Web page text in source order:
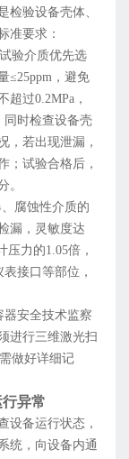
检验设备壳体、
准要求：
验介质优先选
≤25ppm，避免
过0.2MPa，
同时检查设备壳
，若出现泄漏，
；试验合格后，
。
腐蚀性介质的
漏，灵敏度达
压力的1.05倍，
接口等部位，
器安全技术监察
进行三维激光扫
做好详细记
异常
设备运行状态，
统，向设备内通